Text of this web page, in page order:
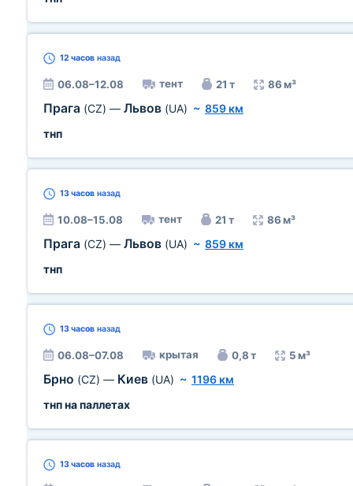
12 часов назад
06.08–12.08 тент 21 т 86 м³
Прага (CZ) — Львов (UA) ~ 859 км
тнп
13 часов назад
10.08–15.08 тент 21 т 86 м³
Прага (CZ) — Львов (UA) ~ 859 км
тнп
13 часов назад
06.08–07.08 крытая 0,8 т 5 м³
Брно (CZ) — Киев (UA) ~ 1196 км
тнп на паллетах
13 часов назад